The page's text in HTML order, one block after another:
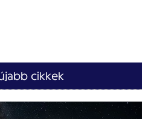
cikkek